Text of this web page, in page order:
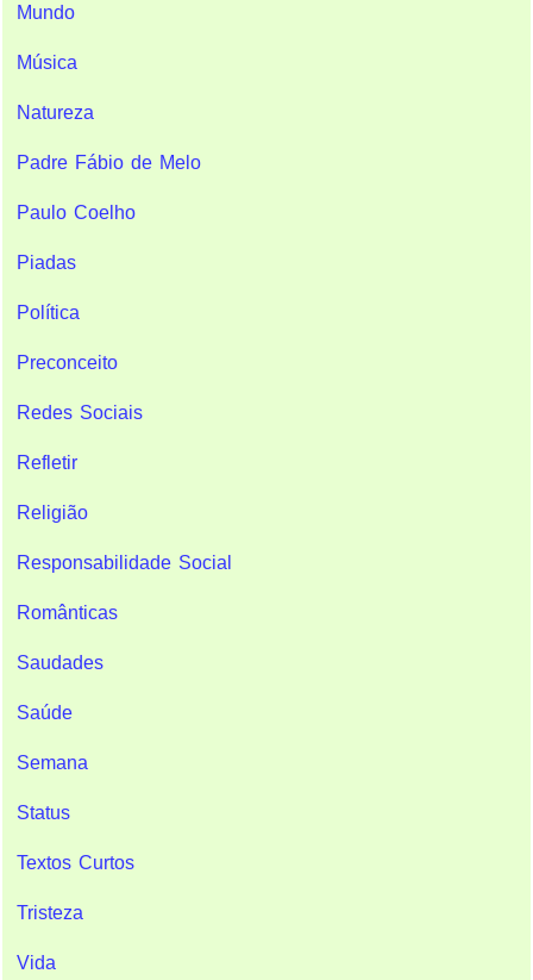
Mundo
Música
Natureza
Padre Fábio de Melo
Paulo Coelho
Piadas
Política
Preconceito
Redes Sociais
Refletir
Religião
Responsabilidade Social
Românticas
Saudades
Saúde
Semana
Status
Textos Curtos
Tristeza
Vida